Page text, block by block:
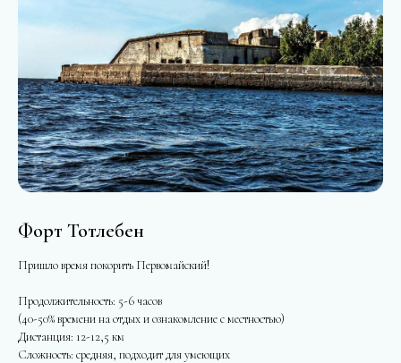
Форт Тотлебен
Пришло время покорить Первомайский!
Продолжительность: 5-6 часов
(40-50% времени на отдых и ознакомление с местностью)
Дистанция: 12-12,5 км
Сложность: средняя, подходит для умеющих